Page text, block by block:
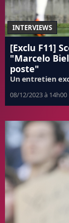
INTERVIEWS
[Exclu F11]
"Marcelo
poste"
Un entretien
08/12/2023 à 14h00